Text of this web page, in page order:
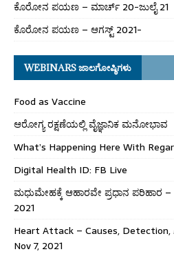
ಕೊರೋನ ಪಯಣ – ಮಾರ್ಚ್ 20-ಜುಲೈ 21
ಕೊರೋನ ಪಯಣ – ಆಗಸ್ಟ್ 2021-
WEBINARS ಜಾಲಗೋಷ್ಠಿಗಳು
Food as Vaccine
ಆರೋಗ್ಯ ರಕ್ಷಣೆಯಲ್ಲಿ ವೈಜ್ಞಾನಿಕ ಮನೋಭಾವ
What’s Happening Here With
Digital Health ID: FB Live
ಮಧುಮೇಹಕ್ಕೆ ಆಹಾರವೇ ಪ್ರಧಾನ ಪರಿಹಾರ
2021
Heart Attack – Causes,
Nov 7, 2021